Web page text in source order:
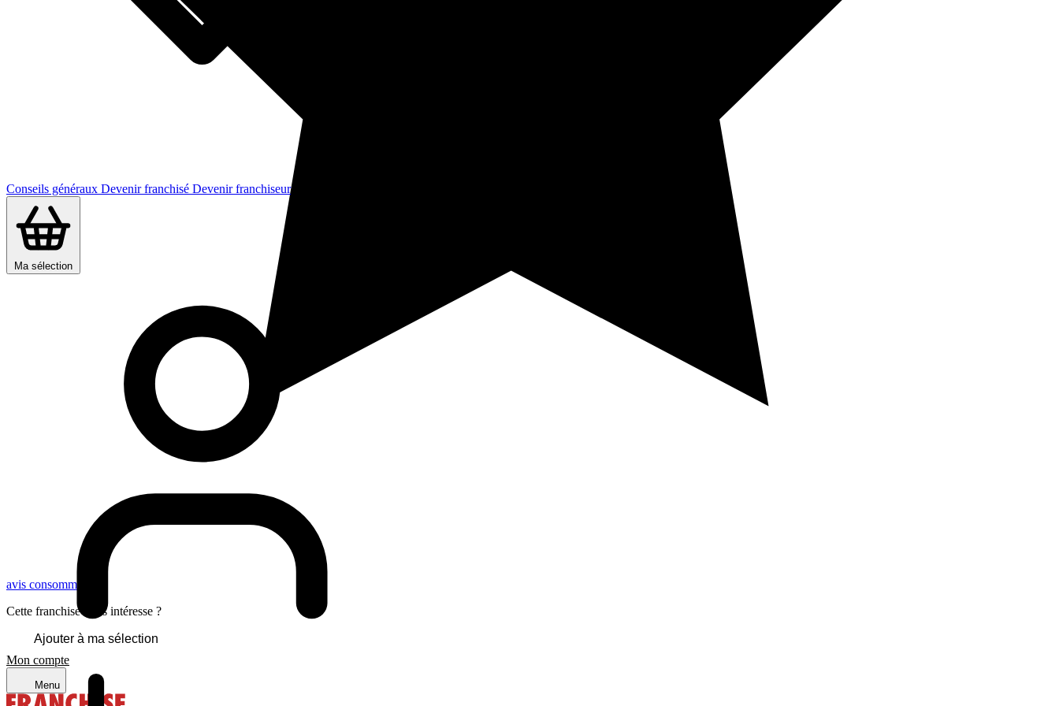
Conseils généraux Devenir franchisé Devenir franchiseur
Ma sélection
Mon compte
Menu
avis consommateurs
Cette franchise vous intéresse ?
Ajouter à ma sélection